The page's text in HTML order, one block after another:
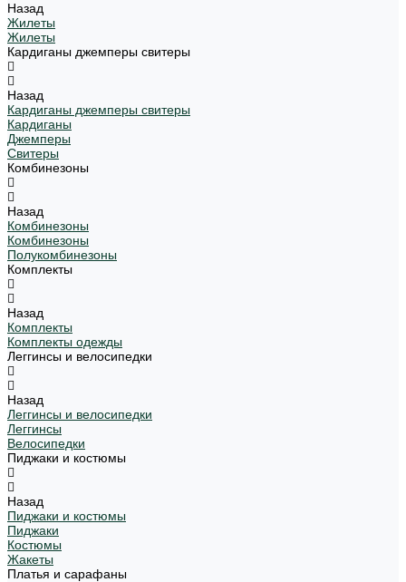
Назад
Жилеты
Жилеты
Кардиганы джемперы свитеры
Назад
Кардиганы джемперы свитеры
Кардиганы
Джемперы
Свитеры
Комбинезоны
Назад
Комбинезоны
Комбинезоны
Полукомбинезоны
Комплекты
Назад
Комплекты
Комплекты одежды
Леггинсы и велосипедки
Назад
Леггинсы и велосипедки
Леггинсы
Велосипедки
Пиджаки и костюмы
Назад
Пиджаки и костюмы
Пиджаки
Костюмы
Жакеты
Платья и сарафаны